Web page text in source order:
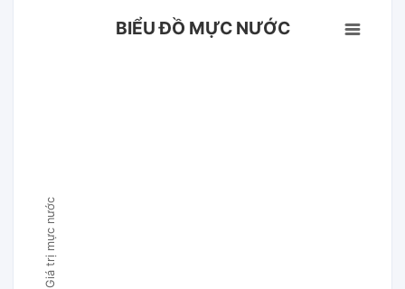
Giá trị mực nước
BIỂU ĐỒ MỰC NƯỚC